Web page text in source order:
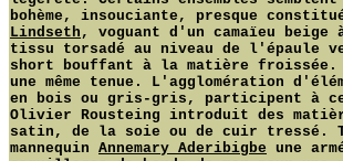
bohème, insouciante, presque
Lindseth , voguant d'un camaïeu
tissu torsadé au niveau de l'épaule
short bouffant à la matière
une même tenue. L'agglomération
en bois ou gris-gris, participent à
Olivier Rousteing introduit des
satin, de la soie ou de cuir tressé.
mannequin Annemary Aderibigbe une